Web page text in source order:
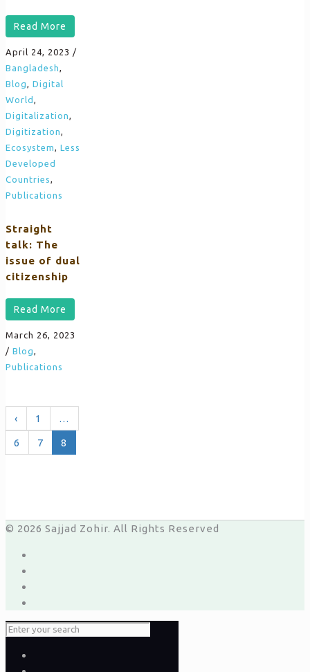
Read More
April 24, 2023 /
Bangladesh
Blog
Digital
World
Digitalization
Digitization
Ecosystem
Less
Developed
Countries
Publications
Straight
talk: The
issue of dual
citizenship
Read More
March 26, 2023
/ Blog
Publications
‹ 1 …
6 7 8
© 2026 Sajjad Zohir. All Rights Reserved